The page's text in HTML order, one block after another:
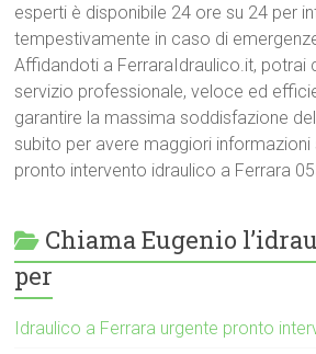
esperti è disponibile 24 ore su 24 per
tempestivamente in caso di
Affidandoti a FerraraIdraulico.it, potrai
servizio professionale, veloce ed
garantire la massima soddisfazione
subito per avere maggiori informazioni
pronto intervento idraulico a Ferrara
Chiama Eugenio
per
Idraulico a Ferrara urgente pronto